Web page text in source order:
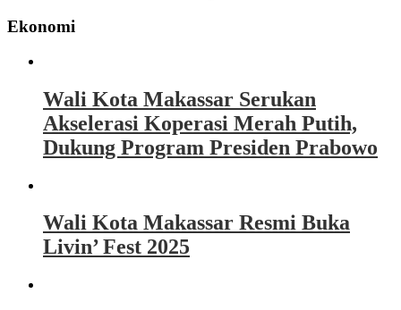
Ekonomi
Wali Kota Makassar Serukan
Akselerasi Koperasi Merah Putih,
Dukung Program Presiden Prabowo
Wali Kota Makassar Resmi Buka
Livin’ Fest 2025